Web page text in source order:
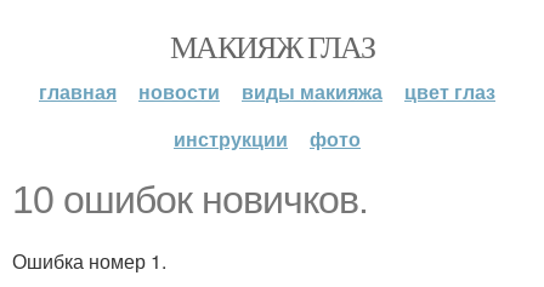
МАКИЯЖ ГЛАЗ
главная новости виды макияжа
цвет глаз
инструкции
фото
10 ошибок новичков.
Ошибка номер 1.